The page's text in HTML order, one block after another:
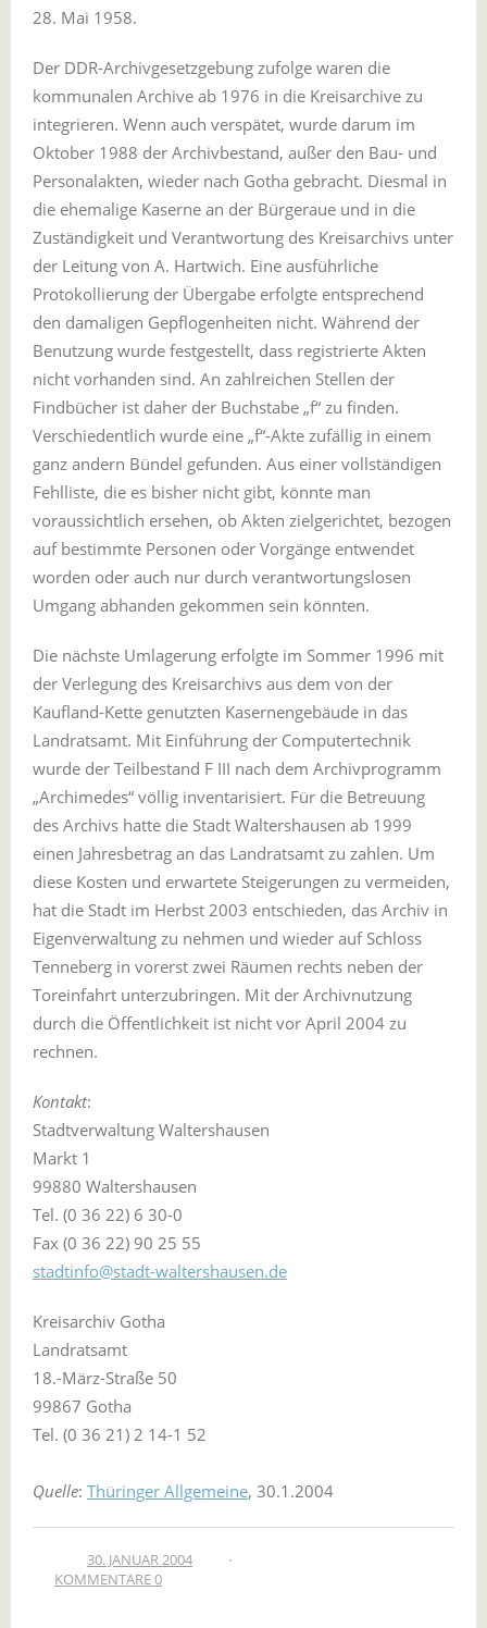
28. Mai 1958.
Der DDR-Archivgesetzgebung zufolge waren die
kommunalen Archive ab 1976 in die Kreisarchive zu
integrieren. Wenn auch verspätet, wurde darum im
Oktober 1988 der Archivbestand, außer den Bau- und
Personalakten, wieder nach Gotha gebracht. Diesmal in
die ehemalige Kaserne an der Bürgeraue und in die
Zuständigkeit und Verantwortung des Kreisarchivs unter
der Leitung von A. Hartwich. Eine ausführliche
Protokollierung der Übergabe erfolgte entsprechend
den damaligen Gepflogenheiten nicht. Während der
Benutzung wurde festgestellt, dass registrierte Akten
nicht vorhanden sind. An zahlreichen Stellen der
Findbücher ist daher der Buchstabe „f“ zu finden.
Verschiedentlich wurde eine „f“-Akte zufällig in einem
ganz andern Bündel gefunden. Aus einer vollständigen
Fehlliste, die es bisher nicht gibt, könnte man
voraussichtlich ersehen, ob Akten zielgerichtet, bezogen
auf bestimmte Personen oder Vorgänge entwendet
worden oder auch nur durch verantwortungslosen
Umgang abhanden gekommen sein könnten.
Die nächste Umlagerung erfolgte im Sommer 1996 mit
der Verlegung des Kreisarchivs aus dem von der
Kaufland-Kette genutzten Kasernengebäude in das
Landratsamt. Mit Einführung der Computertechnik
wurde der Teilbestand F III nach dem Archivprogramm
„Archimedes“ völlig inventarisiert. Für die Betreuung
des Archivs hatte die Stadt Waltershausen ab 1999
einen Jahresbetrag an das Landratsamt zu zahlen. Um
diese Kosten und erwartete Steigerungen zu vermeiden,
hat die Stadt im Herbst 2003 entschieden, das Archiv in
Eigenverwaltung zu nehmen und wieder auf Schloss
Tenneberg in vorerst zwei Räumen rechts neben der
Toreinfahrt unterzubringen. Mit der Archivnutzung
durch die Öffentlichkeit ist nicht vor April 2004 zu
rechnen.
Kontakt:
Stadtverwaltung Waltershausen
Markt 1
99880 Waltershausen
Tel. (0 36 22) 6 30-0
Fax (0 36 22) 90 25 55
stadtinfo@stadt-waltershausen.de
Kreisarchiv Gotha
Landratsamt
18.-März-Straße 50
99867 Gotha
Tel. (0 36 21) 2 14-1 52
Quelle: Thüringer Allgemeine, 30.1.2004
30. JANUAR 2004
KOMMENTARE 0